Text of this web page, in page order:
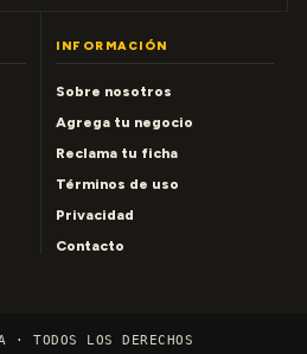
INFORMACIÓN
Sobre nosotros
Agrega tu negocio
Reclama tu ficha
Términos de uso
Privacidad
Contacto
TODOS LOS DERECHOS